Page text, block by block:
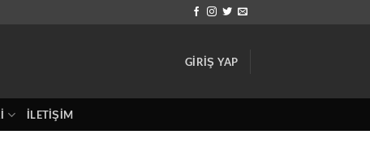
GIRIŞ YAP
İLETIŞIM